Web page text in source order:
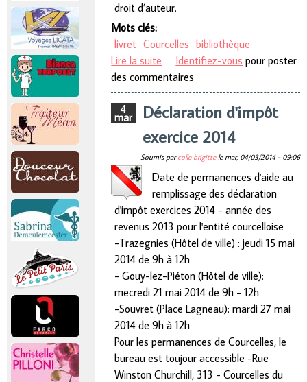
droit d’auteur.
Mots clés:
livret Courcelles bibliothèque
Lire la suite de La bibliothèque de Courcelles
passe à l’e-book.
Identifiez-vous pour poster
des commentaires
4
mar
Déclaration d'impôt
exercice 2014
Soumis parcolle brigittele mar, 04/03/2014 - 09:06
Date de permanences d'aide au
remplissage des déclaration
d'impôt exercices 2014 - année des
revenus 2013 pour l'entité courcelloise
-Trazegnies (Hôtel de ville) : jeudi 15 mai
2014 de 9h à 12h
- Gouy-lez-Piéton (Hôtel de ville):
mecredi 21 mai 2014 de 9h - 12h
-Souvret (Place Lagneau): mardi 27 mai
2014 de 9h à 12h
Pour les permanences de Courcelles, le
bureau est toujour accessible -Rue
Winston Churchill, 313 - Courcelles du